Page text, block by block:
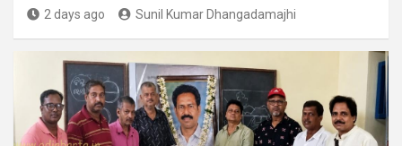
2 days ago Sunil Kumar Dhangadamajhi